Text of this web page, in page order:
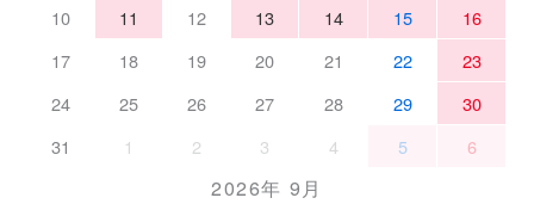
10
11 12 13 14 15
16
17
18 19 20 21 22
23
24
25 26 27 28 29
30
31
1 2 3 4 5 6
2026年 9月